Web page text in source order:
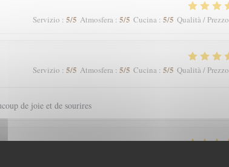
Servizio : 5/5 Atmosfera: 5/5 Cucina: 5/5 Qualità / Prezzo
Servizio : 5/5 Atmosfera: 5/5 Cucina: 5/5 Qualità / Prezzo
de joie et de sourires